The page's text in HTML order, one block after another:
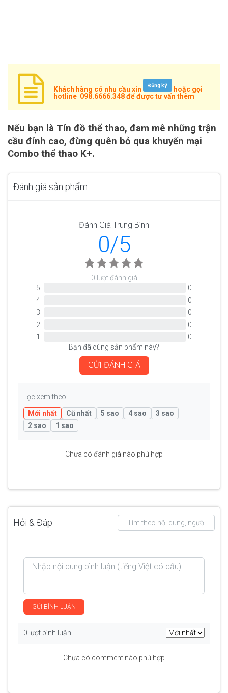
Khách hàng có nhu cầu xin Đăng ký
hoặc gọi
hotline 098.6666.348để được tư vấn thêm
Nếu bạn là Tín đồ thể thao, đam mê những trận
cầu đỉnh cao, đừng quên bỏ qua khuyến mại
Combo thể thao K+.
Đánh giá sản phẩm
Đánh Giá Trung Bình
0/5
0 lượt đánh giá
5
0
4
0
3
0
2
0
1
0
Bạn đã dùng sản phẩm này?
GỬI ĐÁNH GIÁ
Lọc xem theo:
Mới nhất
Cũ nhất 5 sao 4 sao
3 sao
2 sao
1 sao
Chưa có đánh giá nào phù hợp
Hỏi & Đáp
GỬI BÌNH LUẬN
0 lượt bình luận
Chưa có comment nào phù hợp